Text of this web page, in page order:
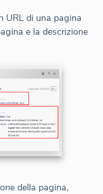
URL di una pagina
e la descrizione
della pagina,